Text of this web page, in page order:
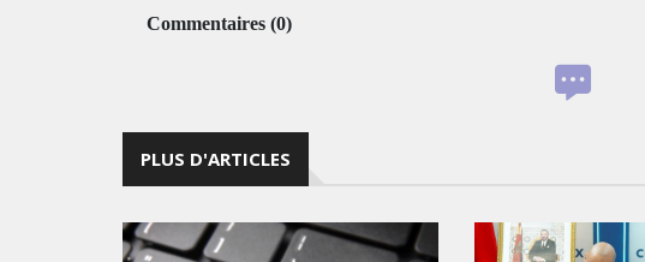
Commentaires (0)
PLUS D'ARTICLES